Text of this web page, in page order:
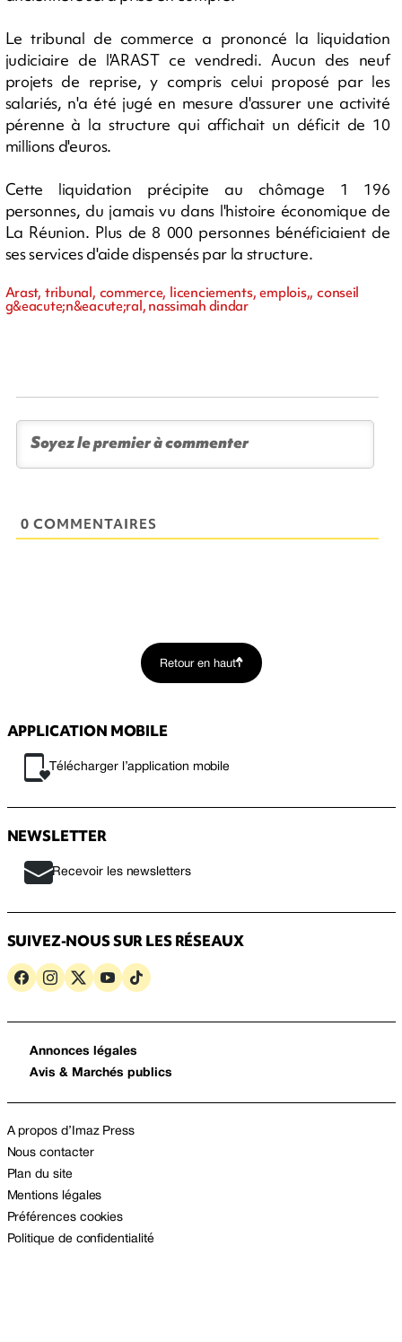
Le tribunal de commerce a prononcé la liquidation
judiciaire de l'ARAST ce vendredi. Aucun des neuf
projets de reprise, y compris celui proposé par les
salariés, n'a été jugé en mesure d'assurer une activité
pérenne à la structure qui affichait un déficit de 10
millions d'euros.
Cette liquidation précipite au chômage 1 196
personnes, du jamais vu dans l'histoire économique de
La Réunion. Plus de 8 000 personnes bénéficiaient de
ses services d'aide dispensés par la structure.
Arast, tribunal, commerce, licenciements, emplois,, conseil
g&eacute;n&eacute;ral, nassimah dindar
0 COMMENTAIRES
Retour en haut
APPLICATION MOBILE
Télécharger l’application mobile
NEWSLETTER
Recevoir les newsletters
SUIVEZ-NOUS SUR LES RÉSEAUX
Annonces légales
Avis & Marchés publics
A propos d’Imaz Press
Nous contacter
Plan du site
Mentions légales
Préférences cookies
Politique de confidentialité